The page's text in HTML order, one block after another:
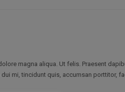
magna aliqua. Ut felis. Praesent
mi, tincidunt quis, accumsan porttitor,